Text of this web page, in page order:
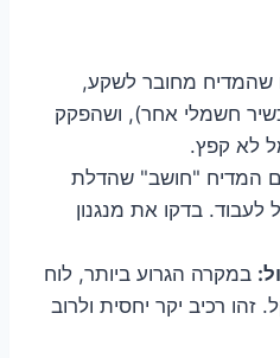
שהמדיח מחובר לשקע,
חשמלי אחר), ושהפקק
לא קפץ.
המדיח "חושב" שהדלת
בדקו את מנגנון
במקרה הגרוע ביותר, לוח
רכיב יקר יחסית ולרוב